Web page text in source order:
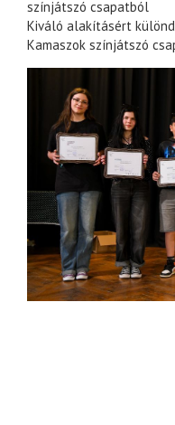
színjátszó csapatból
Kiváló alakításért
Kamaszok színjátszó